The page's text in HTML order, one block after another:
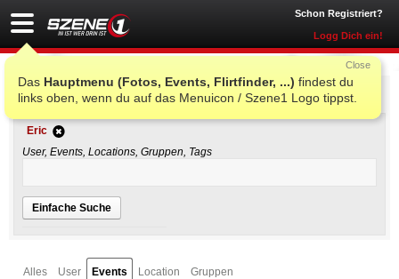
Schon Registriert?
Logg Dich ein!
Das Hauptmenu (Fotos, Events, Flirtfinder, ...) findest du
links oben, wenn du auf das Menuicon / Szene1 Logo tippst.
Close
Einfache Suche
Eric
User, Events, Locations, Gruppen, Tags
Einfache Suche
Alles User Events Location Gruppen